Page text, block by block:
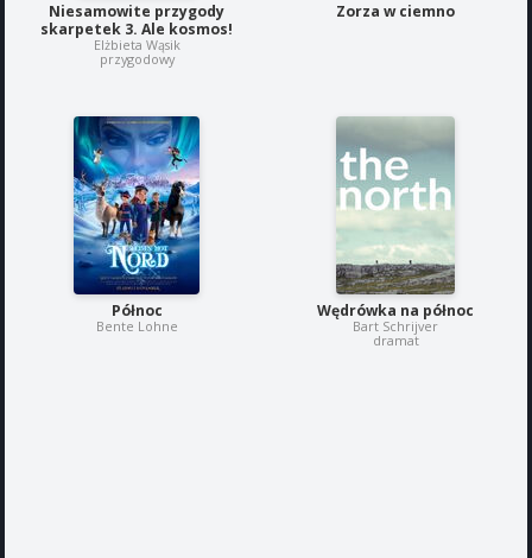
Niesamowite przygody
skarpetek 3. Ale kosmos!
Elżbieta Wąsik
przygodowy
Zorza w ciemno
Północ
Bente Lohne
Wędrówka na północ
Bart Schrijver
dramat